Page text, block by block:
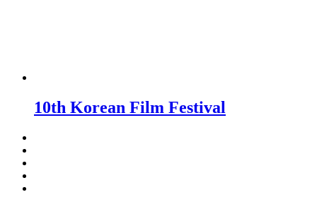
10th Korean Film Festival